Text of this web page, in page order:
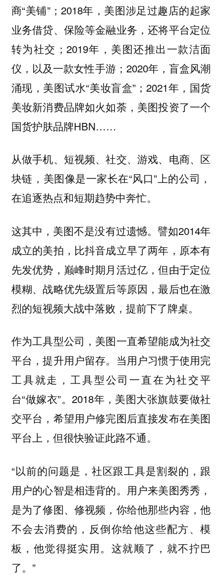
商“美铺”；2018年，美图涉足过趣店的起家
业务借贷、保险等金融业务，还将平台定位
转为社交；2019年，美图还推出一款洁面
仪，以及一款女性手游；2020年，盲盒风潮
涌现，美图试水“美妆盲盒”；2021年，国货
美妆新消费品牌如火如荼，美图投资了一个
国货护肤品牌HBN……
从做手机、短视频、社交、游戏、电商、区
块链，美图像是一家长在“风口”上的公司，
在追逐热点和短期趋势中奔忙。
这其中，美图不是没有过遗憾。譬如2014年
成立的美拍，比抖音成立早了两年，原本有
先发优势，巅峰时期月活过亿，但由于定位
模糊、战略优先级置后等原因，最后也在激
烈的短视频大战中落败，提前下了牌桌。
作为工具型公司，美图一直希望能成为社交
平台，提升用户留存。当用户习惯于使用完
工具就走，工具型公司一直在为社交平
台“做嫁衣”。2018年，美图大张旗鼓要做社
交平台，希望用户修完图后直接发布在美图
平台上，但很快验证此路不通。
“以前的问题是，社区跟工具是割裂的，跟
用户的心智是相违背的。用户来美图秀秀，
是为了修图、修视频，你给他那些内容，他
不会去消费的，反倒你给他这些配方、模
板，他觉得挺实用。这就顺了，就不拧巴
了。”